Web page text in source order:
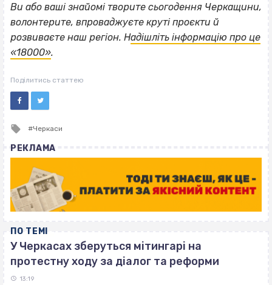
Ви або ваші знайомі творите сьогодення Черкащини,
волонтерите, впроваджуєте круті проєкти й
розвиваєте наш регіон. Надішліть інформацію про це
«18000».
Поділитись статтею
Tagged
Черкаси
РЕКЛАМА
ПО ТЕМІ
У Черкасах зберуться мітингарі на
протестну ходу за діалог та реформи
13:19